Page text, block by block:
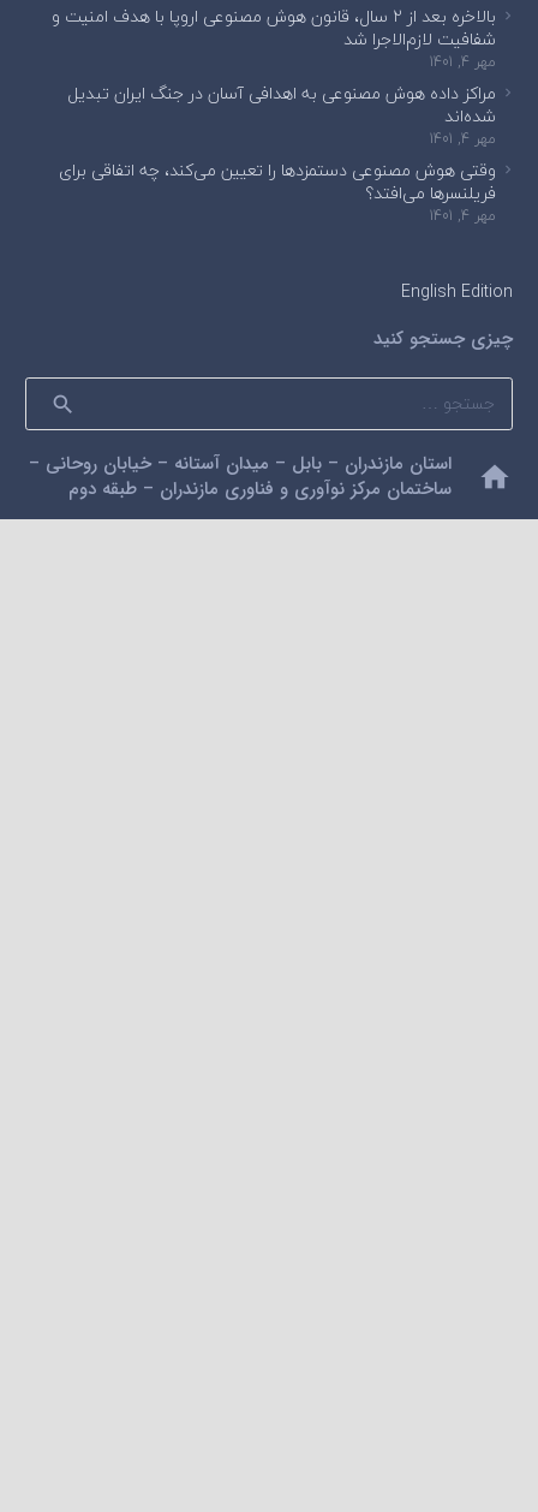
بالاخره بعد از ۲ سال، قانون هوش مصنوعی اروپا با هدف امنیت و
شفافیت لازم‌الاجرا شد
مهر 4, 1401
مراکز داده هوش مصنوعی به اهدافی آسان در جنگ ایران تبدیل
شده‌اند
مهر 4, 1401
وقتی هوش مصنوعی دستمزدها را تعیین می‌کند، چه اتفاقی برای
فریلنسرها می‌افتد؟
مهر 4, 1401
English Edition
چیزی جستجو کنید
جستجو
برای:
home
استان مازندران – بابل – میدان آستانه – خیابان روحانی –
ساختمان مرکز نوآوری و فناوری مازندران – طبقه دوم